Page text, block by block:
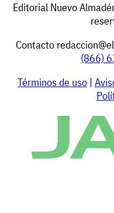
Editorial Nuevo
Contacto
(866)
Términos de uso |